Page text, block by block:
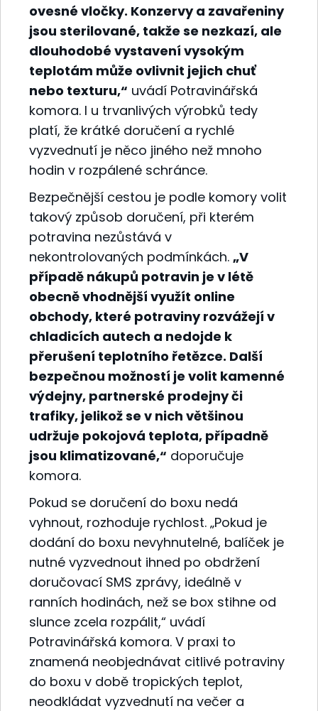
ovesné vločky. Konzervy a zavařeniny
jsou sterilované, takže se nezkazí, ale
dlouhodobé vystavení vysokým
teplotám může ovlivnit jejich chuť
nebo texturu,“ uvádí Potravinářská
komora. I u trvanlivých výrobků tedy
platí, že krátké doručení a rychlé
vyzvednutí je něco jiného než mnoho
hodin v rozpálené schránce.
Bezpečnější cestou je podle komory volit
takový způsob doručení, při kterém
potravina nezůstává v
nekontrolovaných podmínkách. „V
případě nákupů potravin je v létě
obecně vhodnější využít online
obchody, které potraviny rozvážejí v
chladicích autech a nedojde k
přerušení teplotního řetězce. Další
bezpečnou možností je volit kamenné
výdejny, partnerské prodejny či
trafiky, jelikož se v nich většinou
udržuje pokojová teplota, případně
jsou klimatizované,“ doporučuje
komora.
Pokud se doručení do boxu nedá
vyhnout, rozhoduje rychlost. „Pokud je
dodání do boxu nevyhnutelné, balíček je
nutné vyzvednout ihned po obdržení
doručovací SMS zprávy, ideálně v
ranních hodinách, než se box stihne od
slunce zcela rozpálit,“ uvádí
Potravinářská komora. V praxi to
znamená neobjednávat citlivé potraviny
do boxu v době tropických teplot,
neodkládat vyzvednutí na večer a